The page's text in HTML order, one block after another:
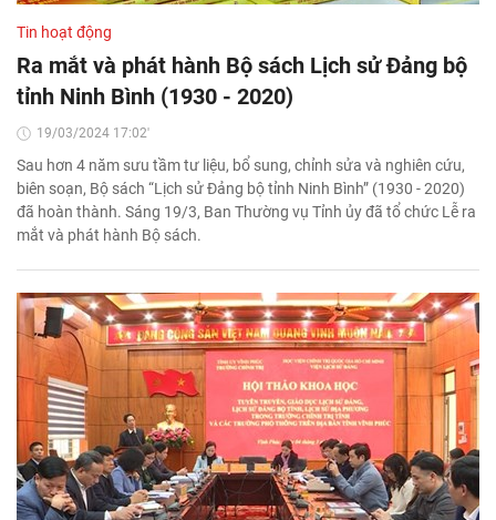
Tin hoạt động
Ra mắt và phát hành Bộ sách Lịch sử Đảng bộ
tỉnh Ninh Bình (1930 - 2020)
19/03/2024 17:02'
Sau hơn 4 năm sưu tầm tư liệu, bổ sung, chỉnh sửa và nghiên cứu,
biên soạn, Bộ sách “Lịch sử Đảng bộ tỉnh Ninh Bình” (1930 - 2020)
đã hoàn thành. Sáng 19/3, Ban Thường vụ Tỉnh ủy đã tổ chức Lễ ra
mắt và phát hành Bộ sách.